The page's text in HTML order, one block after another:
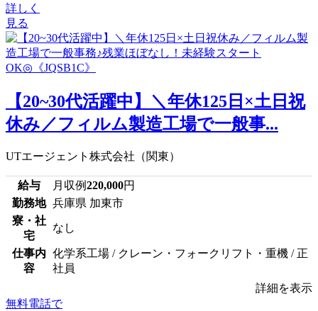
詳しく
見る
【20~30代活躍中】＼年休125日×土日祝
休み／フィルム製造工場で一般事...
UTエージェント株式会社（関東）
給与 月収例220,000円
勤務地 兵庫県 加東市
寮・社
宅
なし
仕事内
容
化学系工場 / クレーン・フォークリフト・重機 / 正
社員
詳細を表示
無料電話で